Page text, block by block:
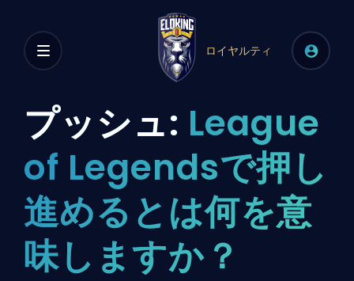
ロイヤルティ
プッシュ: League
of Legendsで押し
進めるとは何を意
味しますか？